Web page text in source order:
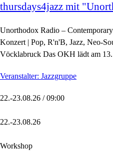
thursdays4jazz mit
Unorthodox Radio –
Konzert | Pop, R'n'B, Jazz, Neo-
Vöcklabruck Das OKH lädt am
Veranstalter: Jazzgruppe
22.-23.08.26 / 09:00
22.-23.08.26
Workshop